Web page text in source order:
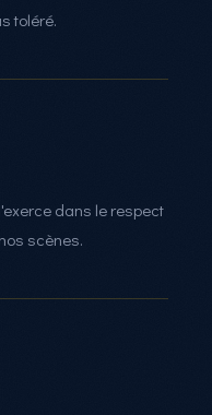
toléré.
dans le respect
scènes.